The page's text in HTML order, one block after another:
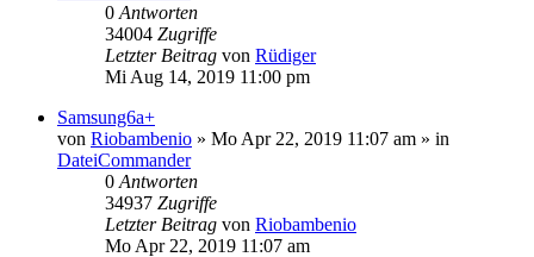
0 Antworten
34004 Zugriffe
Letzter Beitrag von Rüdiger
Mi Aug 14, 2019 11:00 pm
Samsung6a+
von Riobambenio » Mo Apr 22, 2019 11:07 am » in
DateiCommander
0 Antworten
34937 Zugriffe
Letzter Beitrag von Riobambenio
Mo Apr 22, 2019 11:07 am